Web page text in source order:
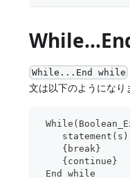
While...End while
文は以下のようになり
    statement(s)
    {break}
    {continue}
End while